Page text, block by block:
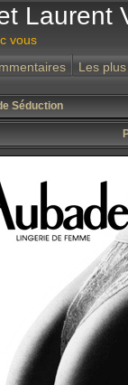
Laurent
vous
Les
Séduction